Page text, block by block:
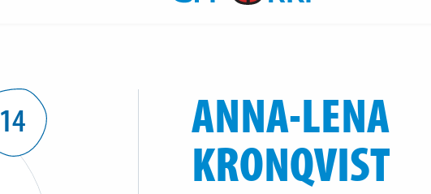
14 ANNA-LENA
KRONQVIST